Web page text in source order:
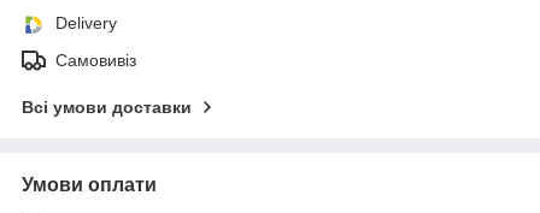
Delivery
Самовивіз
Всі умови доставки
Умови оплати